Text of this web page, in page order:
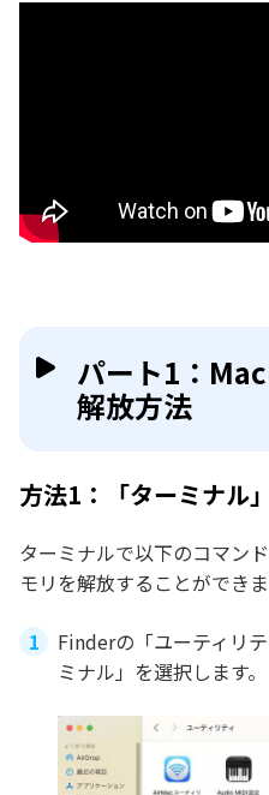
パート1：
解放方法
方法1：「ターミナル
ターミナルで以下のコマン
モリを解放することができま
Finderの「ユーティリ
ミナル」を選択します。